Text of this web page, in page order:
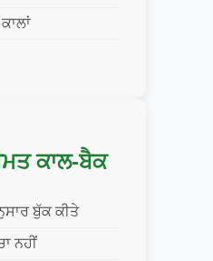
ਕਾਲ-ਬੈਕ
ਬੁੱਕ ਕੀਤੇ
ਨਹੀਂ